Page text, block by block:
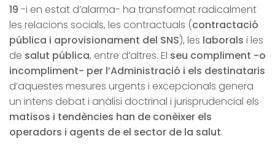
19 -i en estat d’alarma- ha transformat radicalment
les relacions socials, les contractuals (contractació
pública i aprovisionament del SNS), les laborals i les
de salut pública, entre d’altres. El seu compliment -o
incompliment- per l’Administració i els destinataris
d’aquestes mesures urgents i excepcionals genera
un intens debat i anàlisi doctrinal i jurisprudencial els
matisos i tendències han de conèixer els
operadors i agents de el sector de la salut.